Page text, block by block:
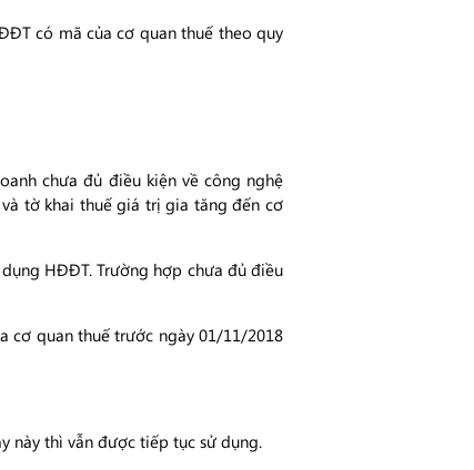
có mã của cơ quan thuế theo quy
chưa đủ điều kiện về công nghệ
tờ khai thuế giá trị gia tăng đến cơ
HĐĐT. Trường hợp chưa đủ điều
cơ quan thuế trước ngày 01/11/2018
này thì vẫn được tiếp tục sử dụng.